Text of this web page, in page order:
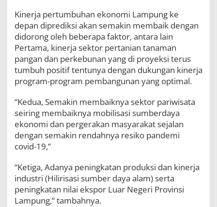
Kinerja pertumbuhan ekonomi Lampung ke
depan diprediksi akan semakin membaik dengan
didorong oleh beberapa faktor, antara lain
Pertama, kinerja sektor pertanian tanaman
pangan dan perkebunan yang di proyeksi terus
tumbuh positif tentunya dengan dukungan kinerja
program-program pembangunan yang optimal.
“Kedua, Semakin membaiknya sektor pariwisata
seiring membaiknya mobilisasi sumberdaya
ekonomi dan pergerakan masyarakat sejalan
dengan semakin rendahnya resiko pandemi
covid-19,”
“Ketiga, Adanya peningkatan produksi dan kinerja
industri (Hilirisasi sumber daya alam) serta
peningkatan nilai ekspor Luar Negeri Provinsi
Lampung,” tambahnya.